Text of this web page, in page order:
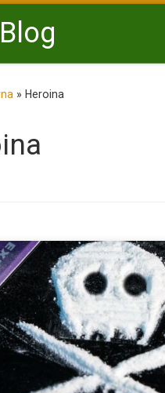
» Heroina
od tysięcy lat. Na początku
bardziej […]